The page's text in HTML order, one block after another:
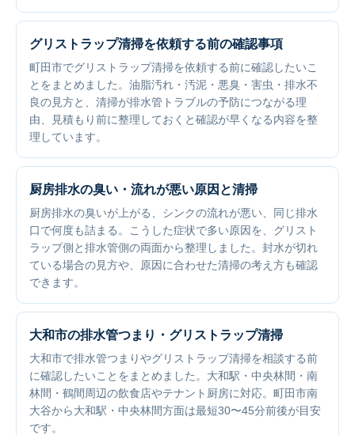
グリストラップ清掃を依頼する前の確認事項
町田市でグリストラップ清掃を依頼する前に確認したいこ
とをまとめました。油脂汚れ・汚泥・悪臭・害虫・排水不
良の見方と、清掃が排水管トラブルの予防につながる理
由、見積もり前に整理しておくと確認が早くなる内容を整
理しています。
厨房排水の臭い・流れが悪い原因と清掃
厨房排水の臭いが上がる、シンクの流れが悪い、同じ排水
口で何度も詰まる。こうした症状で多い原因を、グリスト
ラップ側と排水管側の両面から整理しました。封水が切れ
ている場合の見方や、原因に合わせた清掃の考え方も確認
できます。
大和市の排水管つまり・グリストラップ清掃
大和市で排水管つまりやグリストラップ清掃を相談する前
に確認したいことをまとめました。大和駅・中央林間・南
林間・鶴間周辺の飲食店やテナント厨房に対応。町田市南
大谷から大和駅・中央林間方面は最短30〜45分前後が目安
です。